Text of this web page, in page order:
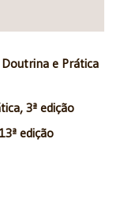
e Prática
3ª edição
edição